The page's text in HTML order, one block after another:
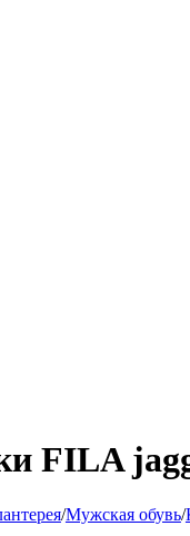
FILA
/Мужская обувь/